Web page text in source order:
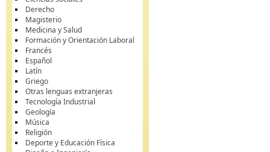
Derecho
Magisterio
Medicina y Salud
Formación y Orientación Laboral
Francés
Español
Latín
Griego
Otras lenguas extranjeras
Tecnología Industrial
Geología
Música
Religión
Deporte y Educación Física